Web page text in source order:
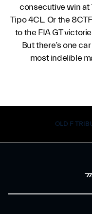
consecutive win at
Tipo 4CL. Or the
to the FIA GT
But there’s one
most indelible